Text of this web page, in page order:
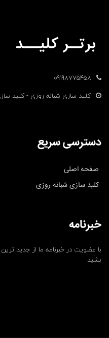
09198775458
کلید سازی شبانه روزی - کلید
دسترسی سریع
صفحه اصلی
کلید سازی شبانه روزی
خبرنامه
با عضویت در خبرنامه ما از جدید ترین
بشید